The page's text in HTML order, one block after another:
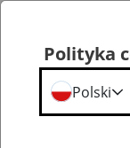
Polityka
Polski